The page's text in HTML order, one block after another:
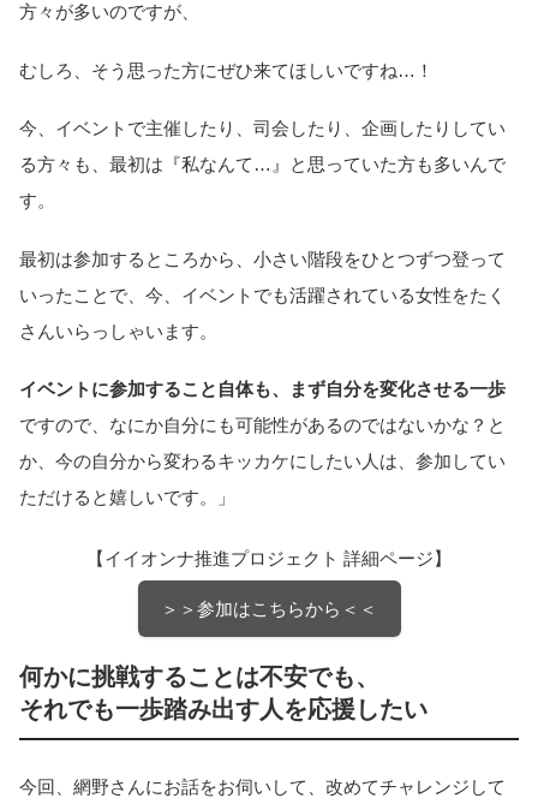
方々が多いのですが、
むしろ、そう思った方にぜひ来てほしいですね…！
今、イベントで主催したり、司会したり、企画したりしてい
る方々も、最初は『私なんて…』と思っていた方も多いんで
す。
最初は参加するところから、小さい階段をひとつずつ登って
いったことで、今、イベントでも活躍されている女性をたく
さんいらっしゃいます。
イベントに参加すること自体も、まず自分を変化させる一歩
ですので、なにか自分にも可能性があるのではないかな？と
か、今の自分から変わるキッカケにしたい人は、参加してい
ただけると嬉しいです。」
【イイオンナ推進プロジェクト 詳細ページ】
＞＞参加はこちらから＜＜
何かに挑戦することは不安でも、
それでも一歩踏み出す人を応援したい
今回、網野さんにお話をお伺いして、改めてチャレンジして